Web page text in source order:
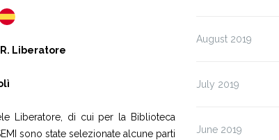
Liberatore
Liberatore, di cui per la Biblioteca
sono state selezionate alcune parti
August 2019
July 2019
June 2019